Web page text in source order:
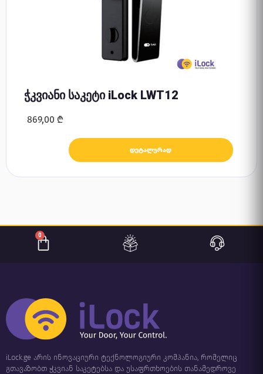
ჭკვიანი საკეტი iLock LWT12
869,00 ₾
დეტალურად
0
iLock.ge არის ინოვაციური ტექნოლოგიური კომპანია, რომელიც
გთავაზობთ ჭკვიან საკეტებსა და უსაფრთხოების თანამედროვე